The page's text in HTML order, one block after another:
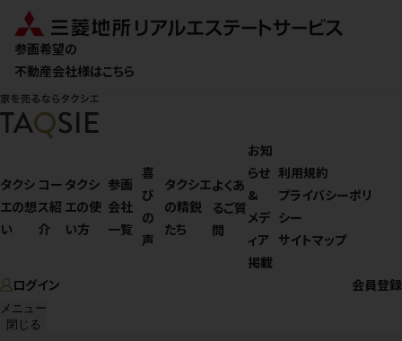
参画希望の
不動産会社様はこちら
タクシ
エの想
い
コー
ス紹
介
タクシ
エの使
い方
参画
会社
一覧
喜
び
の
声
タクシエ
の精鋭
たち
よくあ
るご質
問
お知
らせ
&
メデ
ィア
掲載
利用規約
プライバシーポリ
シー
サイトマップ
ログイン 会員登録
メニュー
閉じる